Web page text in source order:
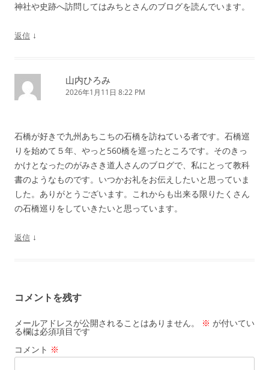
神社や史跡へ訪問してはみちとさんのブログを読んでいます。
返信 ↓
山内ひろみ
2026年1月11日 8:22 PM
石橋が好きで九州あちこちの石橋を訪ねている者です。石橋巡
りを始めて５年、やっと560橋を巡ったところです。そのきっ
かけとなったのがみさき道人さんのブログで、私にとって教科
書のようなものです。いつかお礼をお伝えしたいと思っていま
した。ありがとうございます。これからも出来る限りたくさん
の石橋巡りをしていきたいと思っています。
返信 ↓
コメントを残す
メールアドレスが公開されることはありません。 ※ が付いてい
る欄は必須項目です
コメント ※